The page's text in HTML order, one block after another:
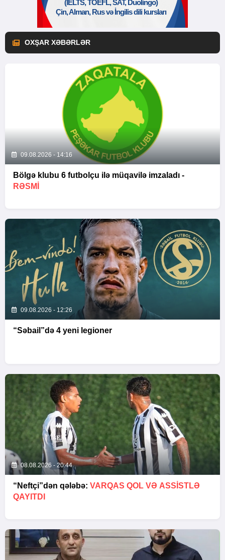
OXŞAR XƏBƏRLƏR
09.08.2026 - 14:16
Bölgə klubu 6 futbolçu ilə müqavilə imzaladı -
RƏSMİ
09.08.2026 - 12:26
“Səbail”də 4 yeni legioner
08.08.2026 - 20:44
“Neftçi”dən qələbə: VARQAS QOL VƏ ASSİSTLƏ
QAYITDI